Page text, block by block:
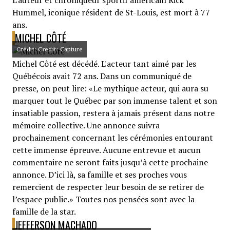
Hummel, iconique résident de St-Louis, est mort à 77
ans.
MICHEL CÔTÉ
Crédit: Credit: Capture
Michel Côté est décédé. L'acteur tant aimé par les
Québécois avait 72 ans. Dans un communiqué de
presse, on peut lire: «Le mythique acteur, qui aura su
marquer tout le Québec par son immense talent et son
insatiable passion, restera à jamais présent dans notre
mémoire collective. Une annonce suivra
prochainement concernant les cérémonies entourant
cette immense épreuve. Aucune entrevue et aucun
commentaire ne seront faits jusqu’à cette prochaine
annonce. D’ici là, sa famille et ses proches vous
remercient de respecter leur besoin de se retirer de
l’espace public.» Toutes nos pensées sont avec la
famille de la star.
JEFFERSON MACHADO